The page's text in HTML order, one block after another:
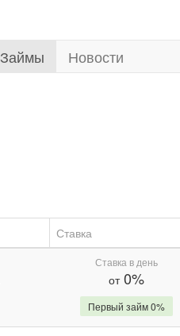
Займы Новости
Ставка
Ставка в день
от0%
Первый займ 0%